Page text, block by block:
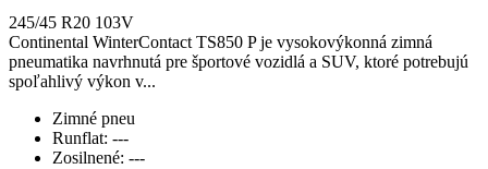
245/45 R20 103V
Continental WinterContact TS850 P je vysokovýkonná zimná
pneumatika navrhnutá pre športové vozidlá a SUV, ktoré potrebujú
spoľahlivý výkon v...
Zimné pneu
Runflat: ---
Zosilnené: ---